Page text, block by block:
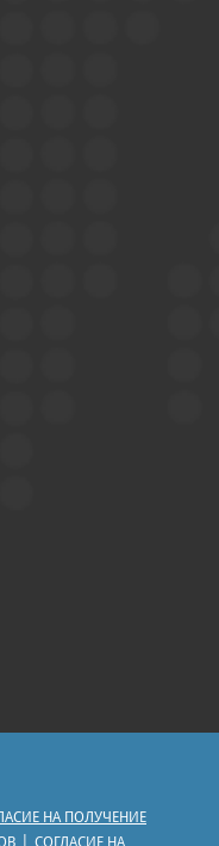
НА ПОЛУЧЕНИЕ
СОГЛАСИЕ НА